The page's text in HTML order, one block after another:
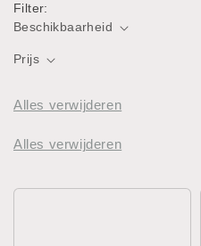
l
l
e
i
Filter:
Beschikbaarheid
Prijs
Alles verwijderen
Alles verwijderen